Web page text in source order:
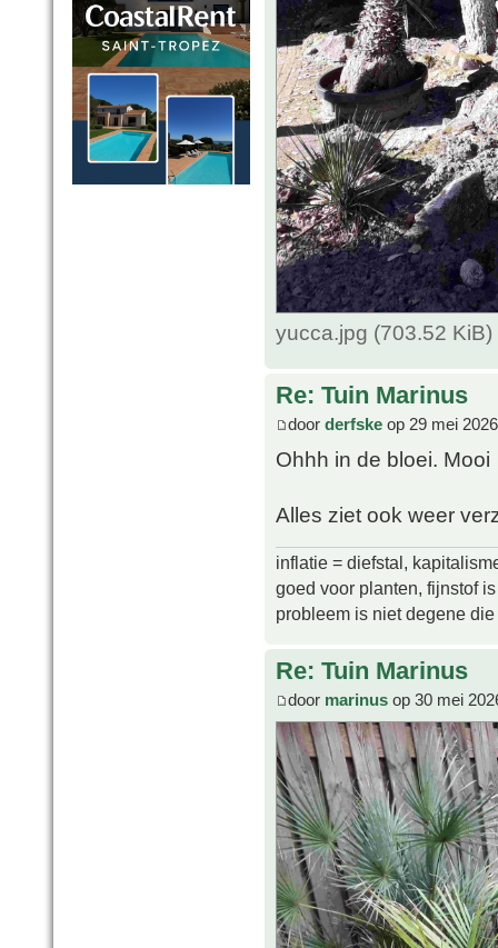
yucca.jpg (703.52
Re: Tuin Marinus
door derfske op 29 mei
Ohhh in de bloei. Mooi
Alles ziet ook weer
inflatie = diefstal,
goed voor planten, fijnstof
probleem is niet degene
Re: Tuin Marinus
door marinus op 30 mei